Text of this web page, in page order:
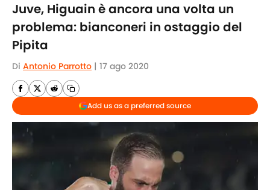
Juve, Higuain è ancora una volta un
problema: bianconeri in ostaggio del
Pipita
Di Antonio Parrotto | 17 ago 2020
Add us as a preferred source